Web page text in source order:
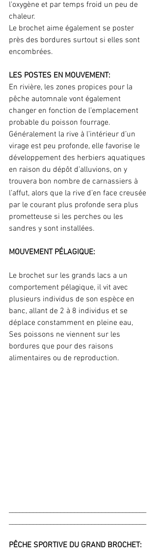
l'oxygène et par temps froid un peu de
chaleur.
Le brochet aime également se poster
près des bordures surtout si elles sont
encombrées.
LES POSTES EN MOUVEMENT:
En rivière, les zones propices pour la
pêche automnale vont également
changer en fonction de l’emplacement
probable du poisson fourrage.
Généralement la rive à l’intérieur d’un
virage est peu profonde, elle favorise le
développement des herbiers aquatiques
en raison du dépôt d’alluvions, on y
trouvera bon nombre de carnassiers à
l’affut, alors que la rive d’en face creusée
par le courant plus profonde sera plus
prometteuse si les perches ou les
sandres y sont installées.
MOUVEMENT PÉLAGIQUE:
Le brochet sur les grands lacs a un
comportement pélagique, il vit avec
plusieurs individus de son espèce en
banc, allant de 2 à 8 individus et se
déplace constamment en pleine eau,
Ses poissons ne viennent sur les
bordures que pour des raisons
alimentaires ou de reproduction.
PÊCHE SPORTIVE DU GRAND BROCHET: